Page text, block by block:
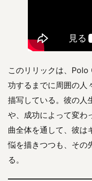
このリリックは、
功するまでに周囲の人
描写している。彼の人
や、成功によって変わ
曲全体を通して、彼は
悩を描きつつも、その
る。